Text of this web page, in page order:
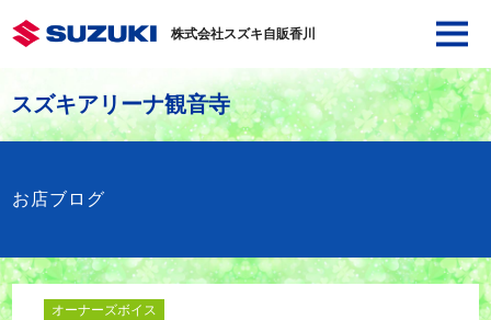
株式会社スズキ自販香川
スズキアリーナ観音寺
お店ブログ
オーナーズボイス